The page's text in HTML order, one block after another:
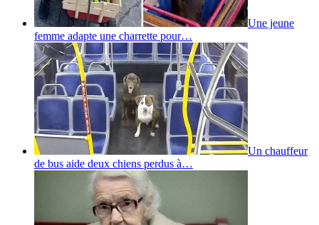
Une jeune
femme adapte une charrette pour…
Un chauffeur
de bus aide deux chiens perdus à…